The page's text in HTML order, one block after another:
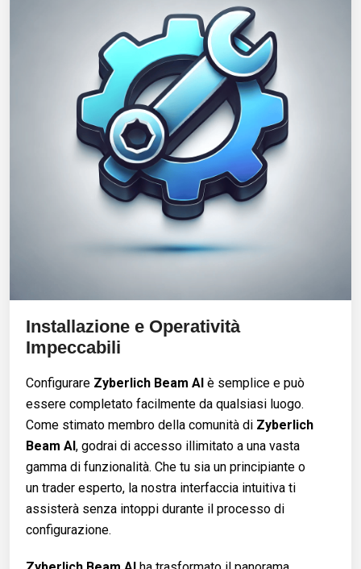
Installazione e Operatività
Impeccabili
Configurare Zyberlich Beam AI è semplice e può
essere completato facilmente da qualsiasi luogo.
Come stimato membro della comunità di Zyberlich
Beam AI, godrai di accesso illimitato a una vasta
gamma di funzionalità. Che tu sia un principiante o
un trader esperto, la nostra interfaccia intuitiva ti
assisterà senza intoppi durante il processo di
configurazione.